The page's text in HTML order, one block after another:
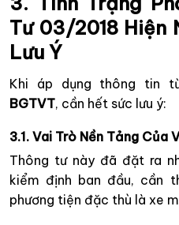
Tư 03/2018 Hiện
Lưu Ý
Khi áp dụng thông tin
BGTVT, cần hết sức lưu ý:
3.1. Vai Trò Nền Tảng Của
Thông tư này đã đặt ra
kiểm định ban đầu, cần
phương tiện đặc thù là xe